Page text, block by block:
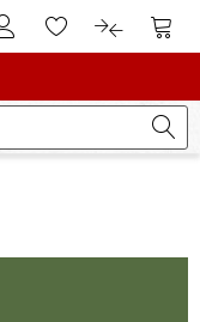
Vers le compte client
Vers la liste
Vers le